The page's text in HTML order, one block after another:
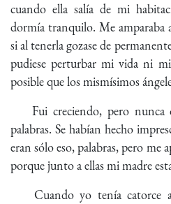
cuando ella salía de mi
dormía tranquilo. Me amparaba
si al tenerla gozase de
pudiese perturbar mi vida ni
posible que los mismísimos
Fui creciendo, pero nunca
palabras. Se habían hecho
eran sólo eso, palabras, pero me
porque junto a ellas mi madre
Cuando yo tenía catorce